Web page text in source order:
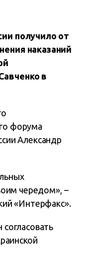
получило от
наказаний
в
форума
Александр
чередом», –
«Интерфакс».